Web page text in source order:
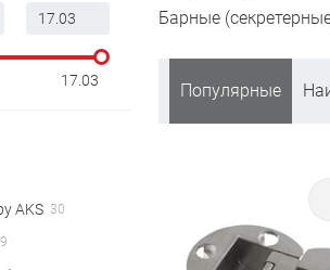
17.03
AKS 30
9
Барные
Популярные